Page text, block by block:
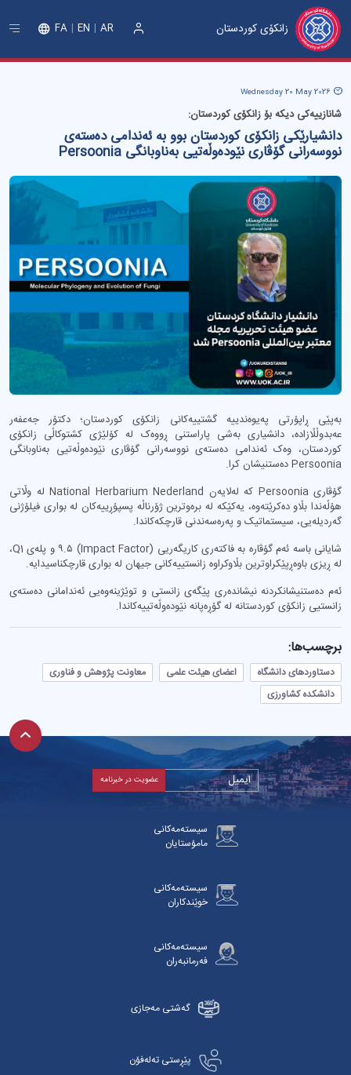
زانکۆی کوردستان FA EN AR
Wednesday 20 May 2026
شانازییەکی دیکە بۆ زانکۆی کوردستان:
دانشیارێکی زانکۆی کوردستان بوو بە ئەندامی دەستەی
نووسەرانی گۆڤاری نێودەوڵەتیی بەناوبانگی Persoonia
بەپێی ڕاپۆرتی پەیوەندییە گشتییەکانی زانکۆی کوردستان؛ دکتۆر جەعفەر
عەبدوڵڵازادە، دانشیاری بەشی پاراستنی ڕووەک لە کۆلێژی کشتوکاڵی زانکۆی
کوردستان، وەک ئەندامی دەستەی نووسەرانی گۆڤاری نێودەوڵەتیی بەناوبانگی
Persoonia دەستنیشان کرا.
گۆڤاری Persoonia کە لەلایەن National Herbarium Nederland لە وڵاتی
هۆڵەندا بڵاو دەکرێتەوە، یەکێکە لە برەوترین ژۆرناڵە پسپۆڕییەکان لە بواری فیلۆژنی
گەردیلەیی، سیستماتیک و پەرەسەندنی قارچکەکاندا.
شایانی باسە ئەم گۆڤارە بە فاکتەری کاریگەریی (Impact Factor) ٩.٥ و پلەی Q1،
لە ڕیزی باوەڕپێکراوترین بڵاوکراوە زانستییەکانی جیهان لە بواری قارچکناسیدایە.
ئەم دەستنیشانکردنە نیشاندەری پێگەی زانستی و توێژینەوەیی ئەندامانی دەستەی
زانستیی زانکۆی کوردستانە لە گۆڕەپانە نێودەوڵەتییەکاندا.
برچسب‌ها:
دستاوردهای دانشگاه اعضای هیئت علمی
معاونت پژوهش و فناوری
دانشکده کشاورزی
سیستەمەکانی
مامۆستایان
سیستەمەکانی
خوێندکاران
سیستەمەکانی
فەرمانبەران
گەشتی مەجازی
پێڕستی تەلەفۆن